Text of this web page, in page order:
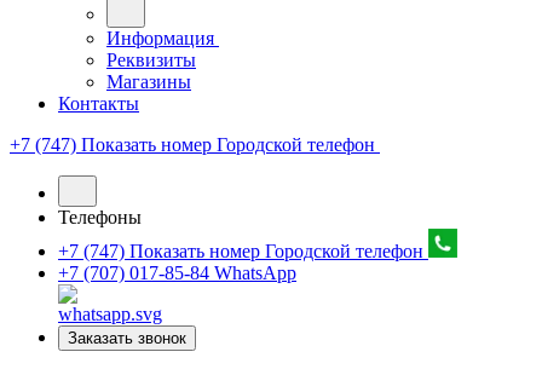
Информация
Реквизиты
Магазины
Контакты
+7 (747) Показать номер Городской телефон
Телефоны
+7 (747) Показать номер Городской телефон
+7 (707) 017-85-84 WhatsApp
Заказать звонок